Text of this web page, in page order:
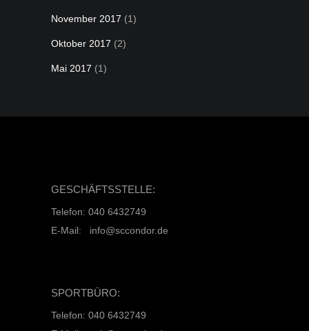
November 2017 (1)
Oktober 2017 (2)
Mai 2017 (1)
GESCHÄFTSSTELLE:
Telefon: 040 6432749
E-Mail: info@sccondor.de
SPORTBÜRO:
Telefon: 040 6432749